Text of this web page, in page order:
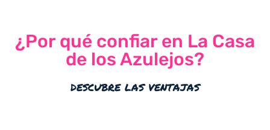
¿Por qué confiar en La Casa
de los Azulejos?
descubre las ventajas